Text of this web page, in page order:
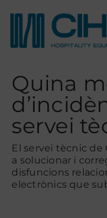
content
Nosaltres
Productes
Estances
Quina
servei
El servei tècnic de
a solucionar i
disfuncions
electrònics que